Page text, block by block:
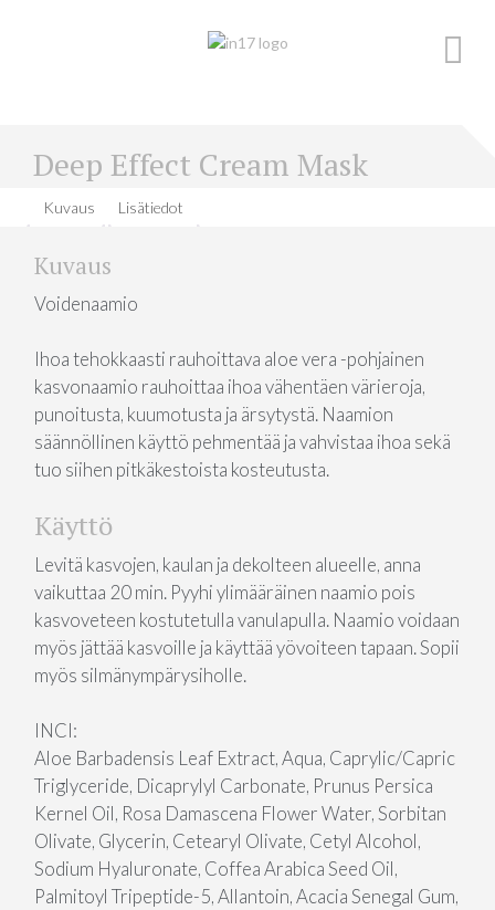
Deep Effect Cream Mask
Kuvaus Lisätiedot
Kuvaus
Voidenaamio
Ihoa tehokkaasti rauhoittava aloe vera -pohjainen
kasvonaamio rauhoittaa ihoa vähentäen värieroja,
punoitusta, kuumotusta ja ärsytystä. Naamion
säännöllinen käyttö pehmentää ja vahvistaa ihoa sekä
tuo siihen pitkäkestoista kosteutusta.
Käyttö
Levitä kasvojen, kaulan ja dekolteen alueelle, anna
vaikuttaa 20 min. Pyyhi ylimääräinen naamio pois
kasvoveteen kostutetulla vanulapulla. Naamio voidaan
myös jättää kasvoille ja käyttää yövoiteen tapaan. Sopii
myös silmänympärysiholle.
INCI:
Aloe Barbadensis Leaf Extract, Aqua, Caprylic/Capric
Triglyceride, Dicaprylyl Carbonate, Prunus Persica
Kernel Oil, Rosa Damascena Flower Water, Sorbitan
Olivate, Glycerin, Cetearyl Olivate, Cetyl Alcohol,
Sodium Hyaluronate, Coffea Arabica Seed Oil,
Palmitoyl Tripeptide-5, Allantoin, Acacia Senegal Gum,